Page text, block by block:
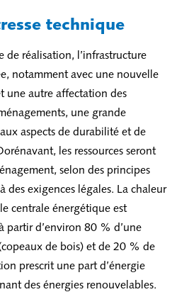
technique
de réalisation, l’infrastructure
notamment avec une nouvelle
une autre affectation des
une grande
aspects de durabilité et de
les ressources seront
selon des principes
des exigences légales. La chaleur
centrale énergétique est
partir d’environ 80 % d’une
de bois) et de 20 % de
prescrit une part d’énergie
des énergies renouvelables.